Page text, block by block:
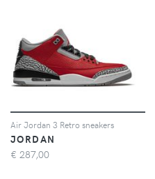
Air Jordan 3 Retro sneakers
JORDAN
€ 287,00